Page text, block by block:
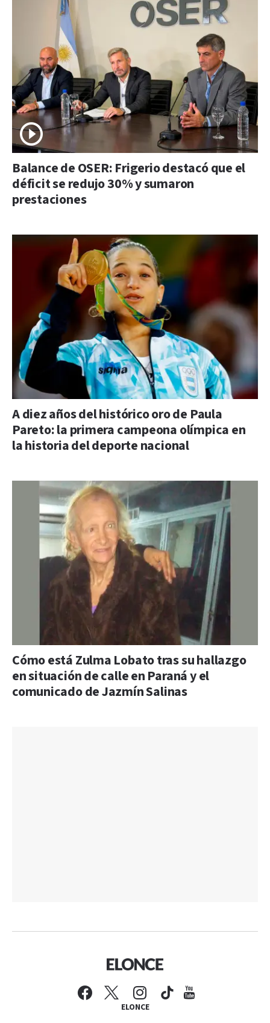
Balance de OSER: Frigerio destacó que el
déficit se redujo 30% y sumaron
prestaciones
A diez años del histórico oro de Paula
Pareto: la primera campeona olímpica en
la historia del deporte nacional
Cómo está Zulma Lobato tras su hallazgo
en situación de calle en Paraná y el
comunicado de Jazmín Salinas
ELONCE